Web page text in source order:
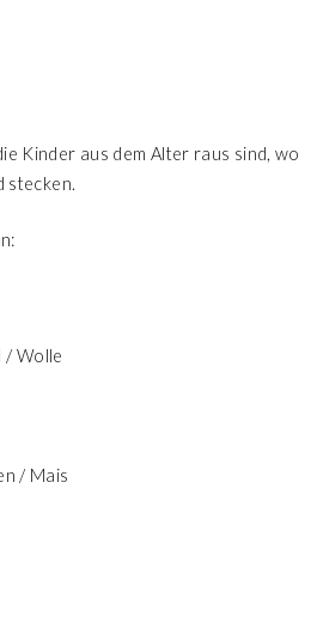
Kinder aus dem Alter raus sind, wo
stecken.
/ Wolle
/ Mais